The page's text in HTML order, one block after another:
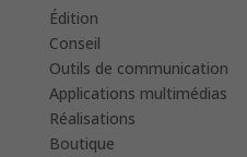
Édition
Conseil
Outils de communication
Applications multimédias
Réalisations
Boutique